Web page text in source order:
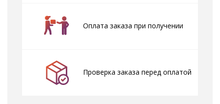
Оплата заказа при получении
Проверка заказа перед оплатой